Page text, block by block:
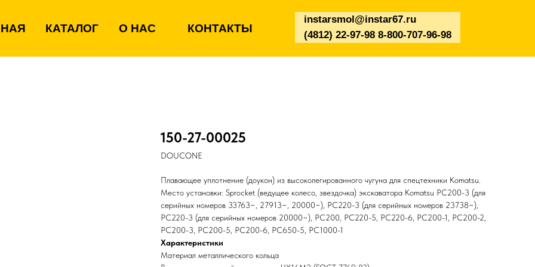
КАТАЛОГ О НАС КОНТАКТЫ
(4812) 22-97-98 8-800-707-96-98
instarsmol@instar67.ru
150-27-00025
DOUCONE
Плавающее уплотнение (доукон) из высоколегированного чугуна для спецтехники Komatsu.
Место установки: Sprocket (ведущее колесо, звездочка) экскаватора Komatsu PC200-3 (для
серийных номеров 33763~, 27913~, 20000~), PC220-3 (для серийных номеров 23738~),
PC220-3 (для серийных номеров 20000~), PC200, PC220-5, PC220-6, PC200-1, PC200-2,
PC200-3, PC200-5, PC200-6, PC650-5, PC1000-1
Характеристики
Материал металлического кольца